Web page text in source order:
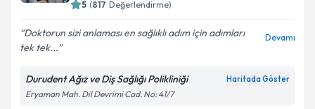
5 (817 Değerlendirme)
Doktorun sizi anlaması en sağlıklı adım için adımları
tek tek...
Devamı
Durudent Ağız ve Diş Sağlığı Polikliniği Haritada Göster
Eryaman Mah. Dil Devrimi Cad. No: 41/7